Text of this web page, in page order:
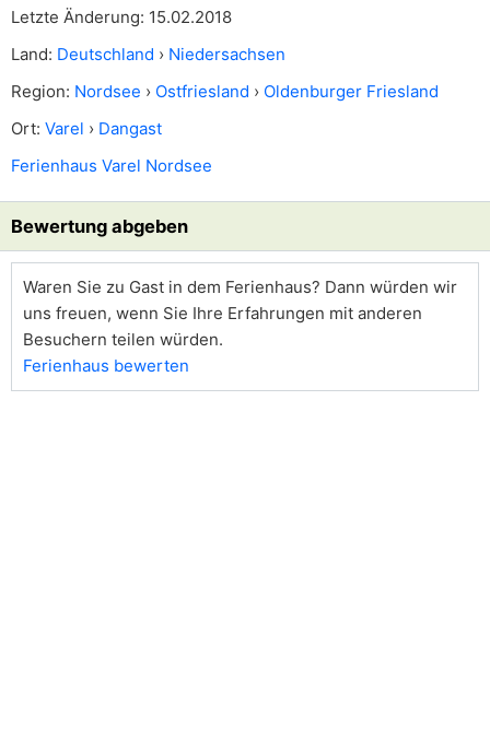
Letzte Änderung: 15.02.2018
Land: Deutschland › Niedersachsen
Region: Nordsee › Ostfriesland › Oldenburger Friesland
Ort: Varel › Dangast
Ferienhaus Varel Nordsee
Bewertung abgeben
Waren Sie zu Gast in dem Ferienhaus? Dann würden wir
uns freuen, wenn Sie Ihre Erfahrungen mit anderen
Besuchern teilen würden.
Ferienhaus bewerten